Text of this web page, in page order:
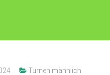
Turnen männlich